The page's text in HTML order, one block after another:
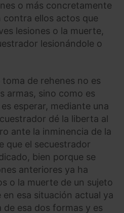
o más concretamente
contra ellos actos que
lesiones o la muerte,
lesionándole o
de rehenes no es
armas, sino como es
esperar, mediante una
dé la liberta al
ante la inminencia de la
que el secuestrador
bien porque se
anteriores ya ha
o la muerte de un sujeto
esa situación actual ya
esa dos formas y es